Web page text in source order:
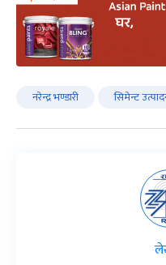
नरेन्द्र भण्डारी सिमेन्ट